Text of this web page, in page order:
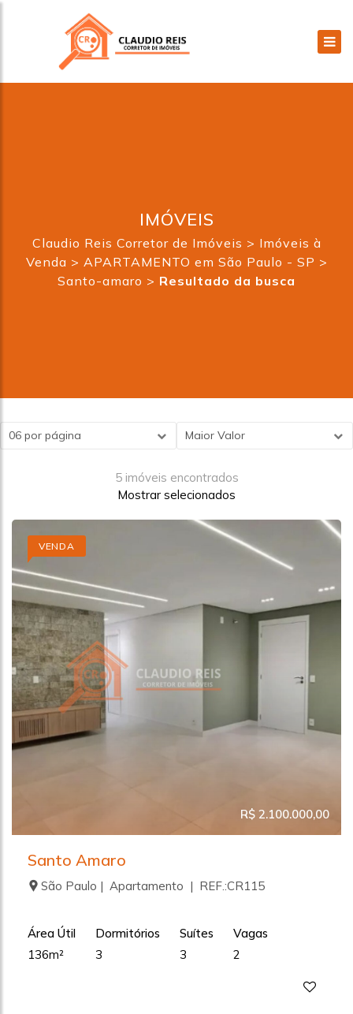
IMÓVEIS
Claudio Reis Corretor de Imóveis > Imóveis à
Venda > APARTAMENTO em São Paulo - SP >
Santo-amaro > Resultado da busca
Maior Valor
06 por página
5 imóveis encontrados
Mostrar selecionados
VENDA
R$ 2.100.000,00
Santo Amaro
São Paulo | Apartamento | REF.:CR115
Área Útil
136m²
Dormitórios
3
Suítes
3
Vagas
2